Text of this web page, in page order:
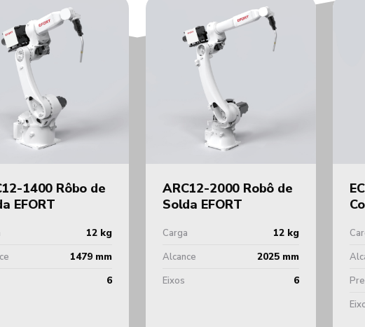
1400 Rôbo de
EFORT
12 kg
1479 mm
6
ARC12-2000 Robô de
Solda EFORT
Carga 12 kg
Alcance 2025 mm
Eixos 6